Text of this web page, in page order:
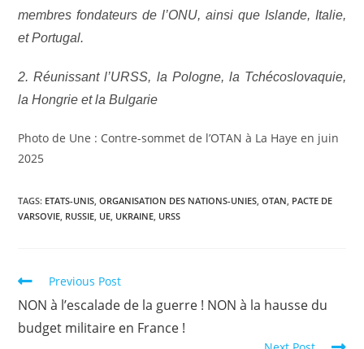
membres fondateurs de l’ONU, ainsi que Islande, Italie,
et Portugal.
2. Réunissant l’URSS, la Pologne, la Tchécoslovaquie,
la Hongrie et la Bulgarie
Photo de Une : Contre-sommet de l’OTAN à La Haye en juin
2025
TAGS: ETATS-UNIS ORGANISATION DES NATIONS-UNIES OTAN PACTE DE
VARSOVIE RUSSIE UE UKRAINE URSS
Previous Post
NON à l’escalade de la guerre ! NON à la hausse du
budget militaire en France !